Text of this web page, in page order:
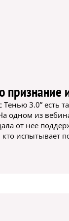
признание
Тенью 3.0” есть
одном из
от нее
испытывает